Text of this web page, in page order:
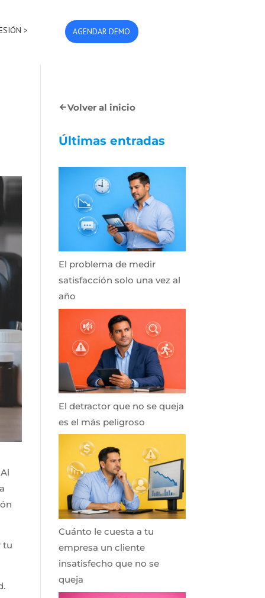
> AGENDAR DEMO
tu
Volver al inicio
Últimas entradas
El problema de medir
satisfacción solo una vez al
año
El detractor que no se queja
es el más peligroso
Cuánto le cuesta a tu
empresa un cliente
insatisfecho que no se
queja